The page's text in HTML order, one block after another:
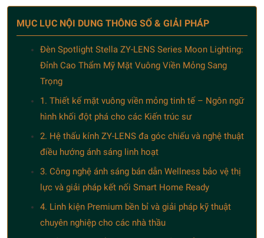
MỤC LỤC NỘI DUNG THÔNG SỐ & GIẢI PHÁP
Đèn Spotlight Stella ZY-LENS Series Moon Lighting:
Đỉnh Cao Thẩm Mỹ Mặt Vuông Viền Mỏng Sang
Trọng
1. Thiết kế mặt vuông viền mỏng tinh tế – Ngôn ngữ
hình khối đột phá cho các Kiến trúc sư
2. Hệ thấu kính ZY-LENS đa góc chiếu và nghệ thuật
điều hướng ánh sáng linh hoạt
3. Công nghệ ánh sáng bán dẫn Wellness bảo vệ thị
lực và giải pháp kết nối Smart Home Ready
4. Linh kiện Premium bền bỉ và giải pháp kỹ thuật
chuyên nghiệp cho các nhà thầu